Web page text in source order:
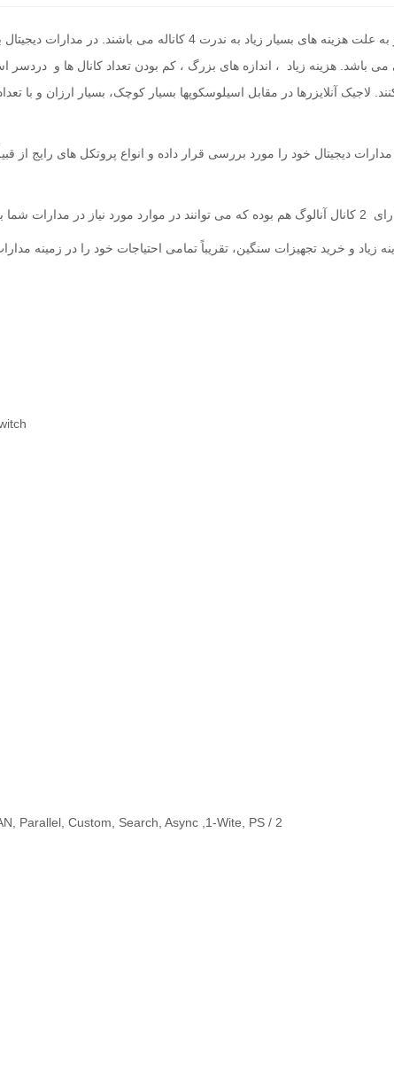
اسیلوسکوپ های موجود در بازار معمولاً 2 کاناله بوده و به علت
باشد. هزینه زیاد ، اندازه های بزرگ ، کم بودن تعداد کانال ها و دردسر
لاجیک آنلایزرها در مقابل اسیلوسکوپها بسیار کوچک، بسیار ارزان و با
دیجیتال خود را مورد بررسی قرار داده و انواع پروتکل های رایج از
و خرید تجهیزات سنگین، تقریباً تمامی احتیاجات خود را در زمینه
Parallel, Custom, Search, Async ,1-Wite, PS / 2